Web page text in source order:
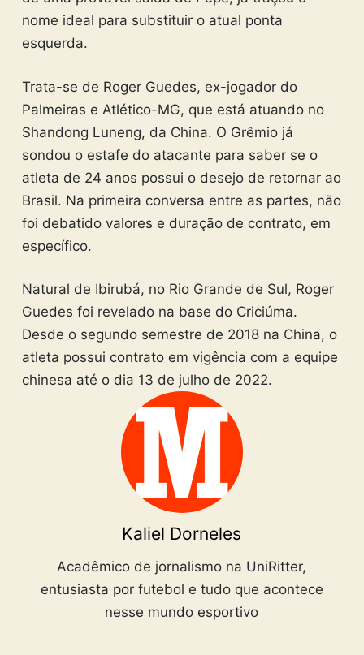
nome ideal para substituir o atual ponta
esquerda.
Trata-se de Roger Guedes, ex-jogador do
Palmeiras e Atlético-MG, que está atuando no
Shandong Luneng, da China. O Grêmio já
sondou o estafe do atacante para saber se o
atleta de 24 anos possui o desejo de retornar ao
Brasil. Na primeira conversa entre as partes, não
foi debatido valores e duração de contrato, em
específico.
Natural de Ibirubá, no Rio Grande de Sul, Roger
Guedes foi revelado na base do Criciúma.
Desde o segundo semestre de 2018 na China, o
atleta possui contrato em vigência com a equipe
chinesa até o dia 13 de julho de 2022.
Kaliel Dorneles
Acadêmico de jornalismo na UniRitter,
entusiasta por futebol e tudo que acontece
nesse mundo esportivo